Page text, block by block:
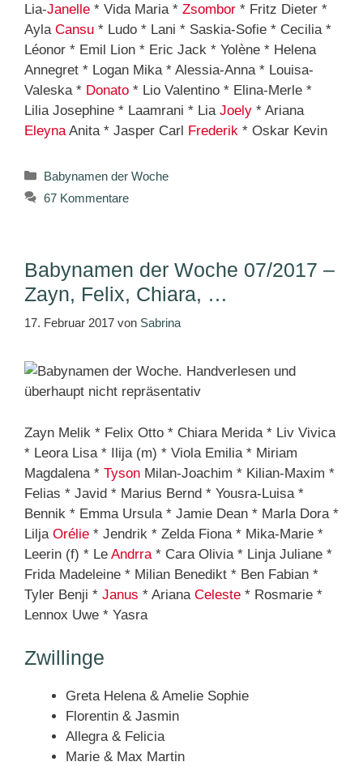
Lia-Janelle * Vida Maria * Zsombor * Fritz Dieter *
Ayla Cansu * Ludo * Lani * Saskia-Sofie * Cecilia *
Léonor * Emil Lion * Eric Jack * Yolène * Helena
Annegret * Logan Mika * Alessia-Anna * Louisa-
Valeska * Donato * Lio Valentino * Elina-Merle *
Lilia Josephine * Laamrani * Lia Joely * Ariana
Eleyna Anita * Jasper Carl Frederik * Oskar Kevin
Kategorien
Babynamen der Woche
67 Kommentare
Babynamen der Woche 07/2017 –
Zayn, Felix, Chiara, …
17. Februar 2017 von Sabrina
Zayn Melik * Felix Otto * Chiara Merida * Liv Vivica
* Leora Lisa * Ilija (m) * Viola Emilia * Miriam
Magdalena * Tyson Milan-Joachim * Kilian-Maxim *
Felias * Javid * Marius Bernd * Yousra-Luisa *
Bennik * Emma Ursula * Jamie Dean * Marla Dora *
Lilja Orélie * Jendrik * Zelda Fiona * Mika-Marie *
Leerin (f) * Le Andrra * Cara Olivia * Linja Juliane *
Frida Madeleine * Milian Benedikt * Ben Fabian *
Tyler Benji * Janus * Ariana Celeste * Rosmarie *
Lennox Uwe * Yasra
Zwillinge
Greta Helena & Amelie Sophie
Florentin & Jasmin
Allegra & Felicia
Marie & Max Martin